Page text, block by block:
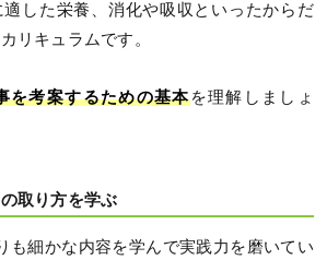
した栄養、消化や吸収といったからだ
リキュラムです。
を考案するための基本を理解しましょ
取り方を学ぶ
も細かな内容を学んで実践力を磨いてい